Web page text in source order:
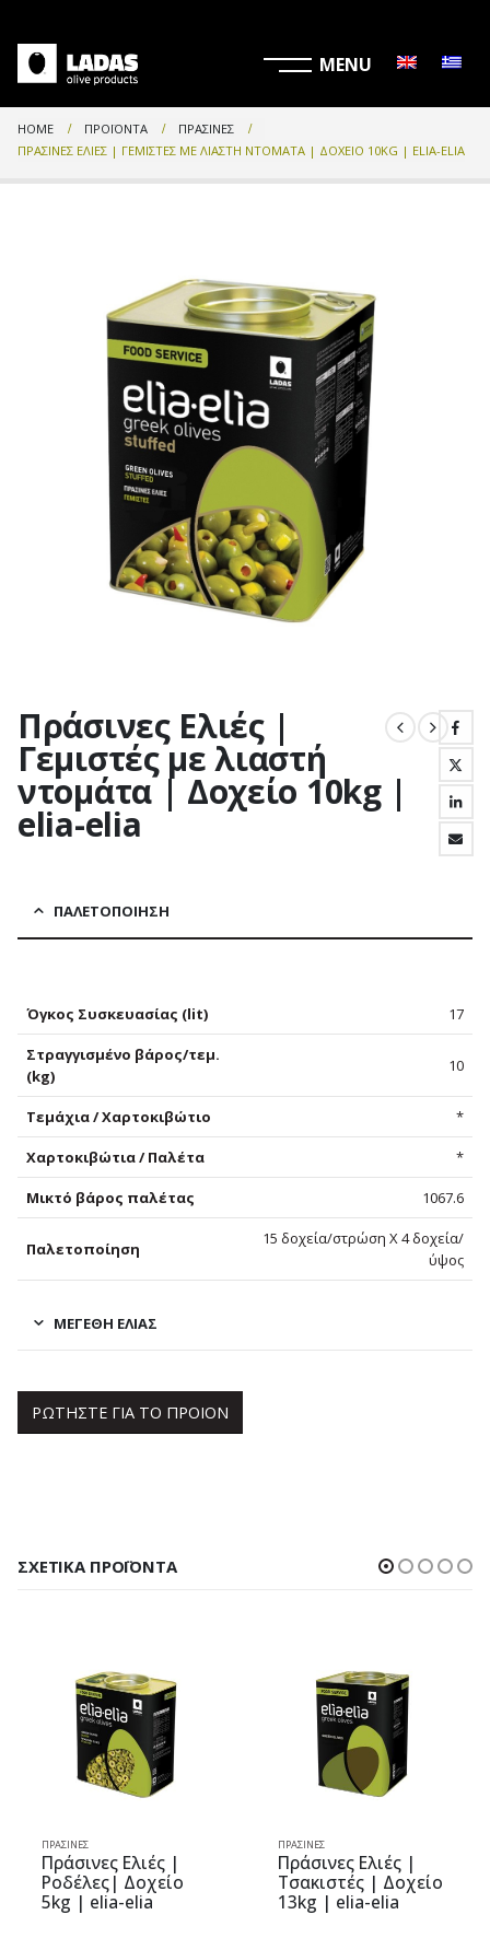
HOME ΠΡΟΪΌΝΤΑ
ΠΡΆΣΙΝΕΣ
ΠΡΆΣΙΝΕΣ ΕΛΙΈΣ | ΓΕΜΙΣΤΈΣ ΜΕ ΛΙΑΣΤΉ ΝΤΟΜΆΤΑ | ΔΟΧΕΊΟ 10KG | ELIA-ELIA
Πράσινες Ελιές |
Γεμιστές με λιαστή
ντομάτα | Δοχείο 10kg |
elia-elia
ΠΑΛΕΤΟΠΟΊΗΣΗ
Όγκος Συσκευασίας (lit) 17
Στραγγισμένο βάρος/τεμ.
(kg)
10
Τεμάχια / Χαρτοκιβώτιο *
Χαρτοκιβώτια / Παλέτα *
Μικτό βάρος παλέτας 1067.6
Παλετοποίηση
15 δοχεία/στρώση Χ 4 δοχεία/
ύψος
ΜΕΓΈΘΗ ΕΛΙΆΣ
ΡΩΤΗΣΤΕ ΓΙΑ ΤΟ ΠΡΟΙΟΝ
ΣΧΕΤΙΚΆ ΠΡΟΪΌΝΤΑ
|
Πράσινες Ελιές |
Τσακιστές | Δοχείο
13kg | elia-elia
Πράσινες
Ολόκληρες |
13kg |elitsa